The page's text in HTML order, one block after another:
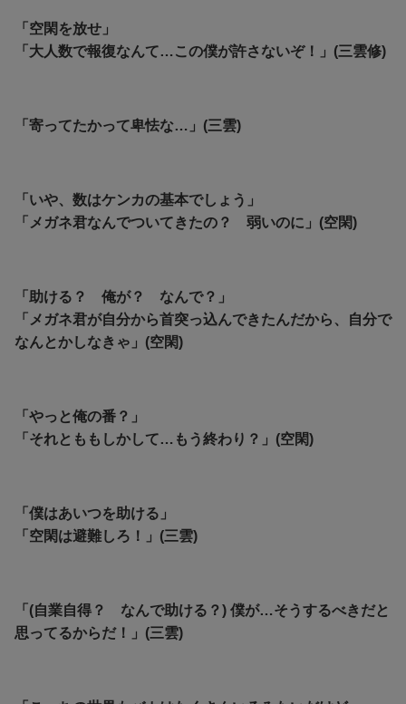
「空閑を放せ」
「大人数で報復なんて…この僕が許さないぞ！」(三雲修)
「寄ってたかって卑怯な…」(三雲)
「いや、数はケンカの基本でしょう」
「メガネ君なんでついてきたの？ 弱いのに」(空閑)
「助ける？ 俺が？ なんで？」
「メガネ君が自分から首突っ込んできたんだから、自分で
なんとかしなきゃ」(空閑)
「やっと俺の番？」
「それとももしかして…もう終わり？」(空閑)
「僕はあいつを助ける」
「空閑は避難しろ！」(三雲)
「(自業自得？ なんで助ける？) 僕が…そうするべきだと
思ってるからだ！」(三雲)